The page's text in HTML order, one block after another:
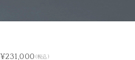
¥231,000 (税込)